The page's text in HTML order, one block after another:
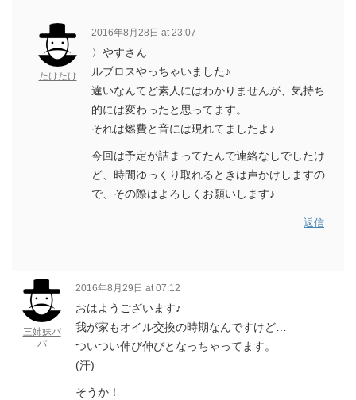
たけたけ
2016年8月28日 at 23:07
〉やすさん
ルブロスやっちゃいました♪
違いなんてど素人にはわかりませんが、気持ち
的には変わったと思ってます。
それは燃費と音には現れてましたよ♪
今回は予定が詰まってたんで連絡なしでしたけ
ど、時間ゆっくり取れるときは声かけしますの
で、その際はよろしくお願いします♪
返信
三姉妹パ
パ
2016年8月29日 at 07:12
おはようございます♪
我が家もオイル交換の時期なんですけど…
ついつい伸び伸びとなっちゃってます。
(汗)
そうか！